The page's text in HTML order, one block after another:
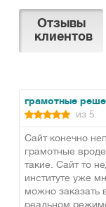
Отзывы
клиентов
грамотные
из 5
Сайт конечно
грамотные
такие. Сайт то
институте уже
можно заказать